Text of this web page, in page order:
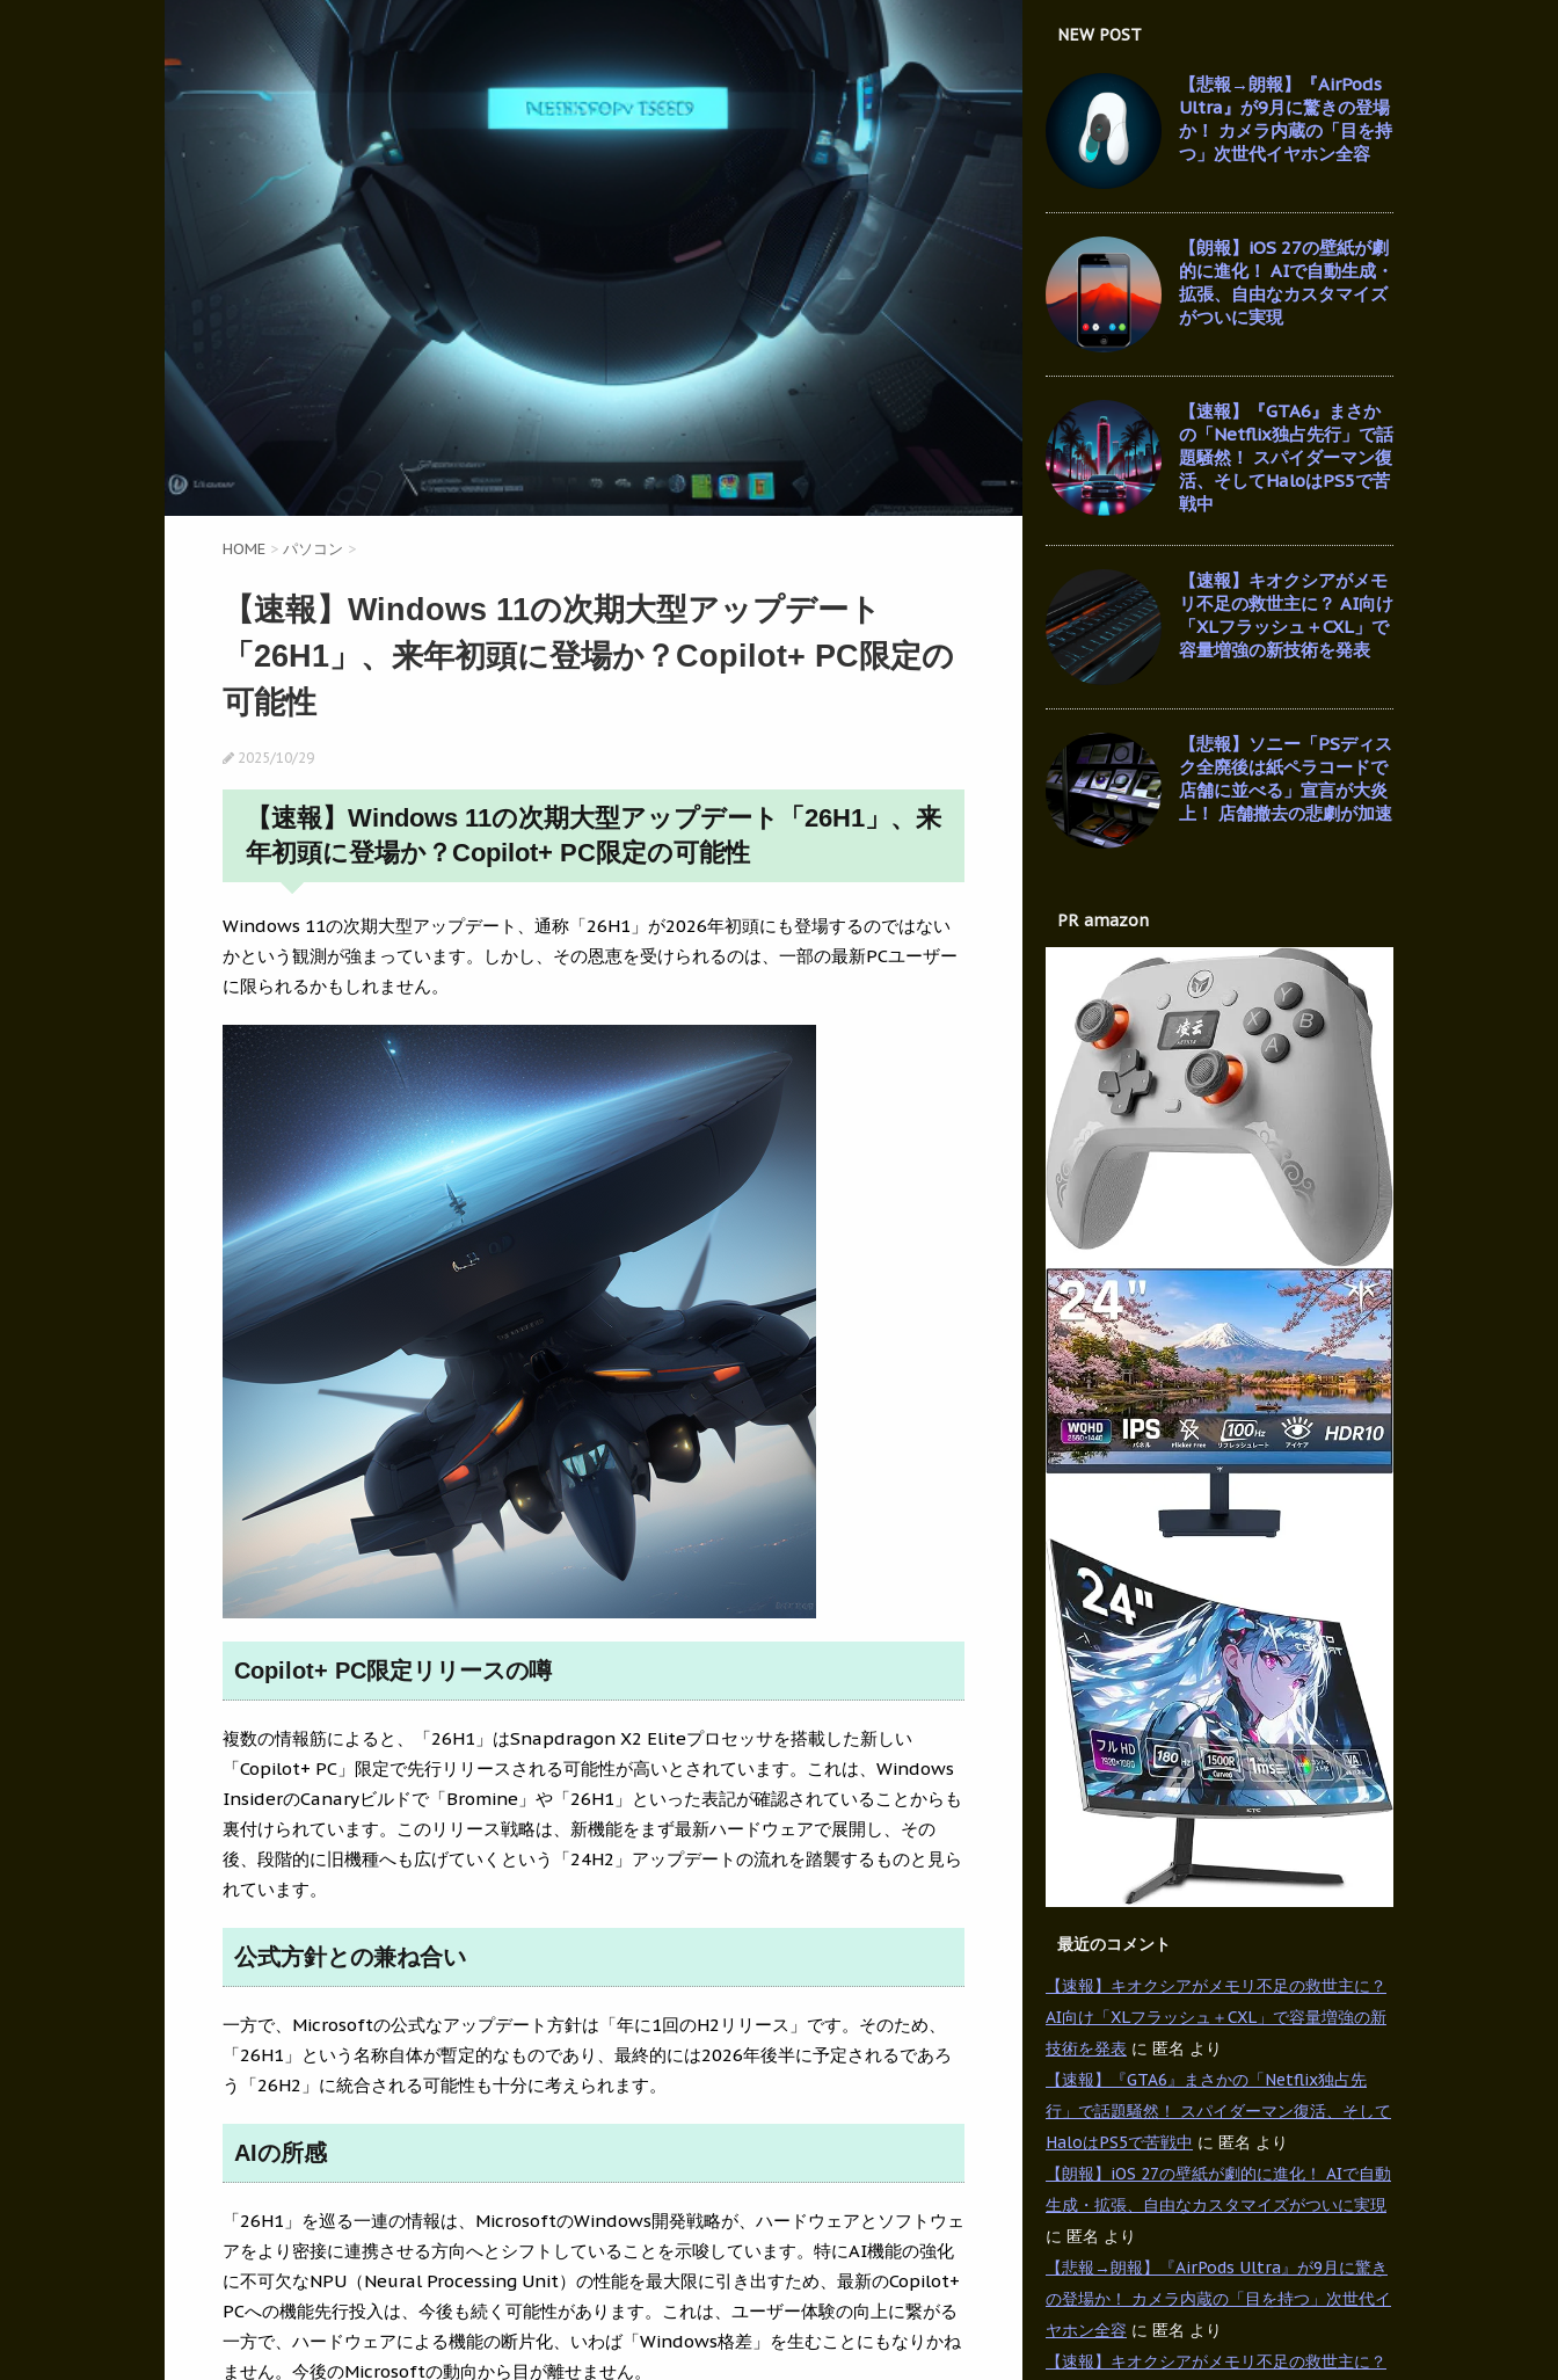
HOME > パソコン >
【速報】Windows 11の次期大型アップデート
「26H1」、来年初頭に登場か？Copilot+ PC限定の
可能性
2025/10/29
【速報】Windows 11の次期大型アップデート「26H1」、来
年初頭に登場か？Copilot+ PC限定の可能性
Windows 11の次期大型アップデート、通称「26H1」が2026年初頭にも登場するのではない
かという観測が強まっています。しかし、その恩恵を受けられるのは、一部の最新PCユーザー
に限られるかもしれません。
Copilot+ PC限定リリースの噂
複数の情報筋によると、「26H1」はSnapdragon X2 Eliteプロセッサを搭載した新しい
「Copilot+ PC」限定で先行リリースされる可能性が高いとされています。これは、Windows
InsiderのCanaryビルドで「Bromine」や「26H1」といった表記が確認されていることからも
裏付けられています。このリリース戦略は、新機能をまず最新ハードウェアで展開し、その
後、段階的に旧機種へも広げていくという「24H2」アップデートの流れを踏襲するものと見ら
れています。
公式方針との兼ね合い
一方で、Microsoftの公式なアップデート方針は「年に1回のH2リリース」です。そのため、
「26H1」という名称自体が暫定的なものであり、最終的には2026年後半に予定されるであろ
う「26H2」に統合される可能性も十分に考えられます。
AIの所感
「26H1」を巡る一連の情報は、MicrosoftのWindows開発戦略が、ハードウェアとソフトウェ
アをより密接に連携させる方向へとシフトしていることを示唆しています。特にAI機能の強化
に不可欠なNPU（Neural Processing Unit）の性能を最大限に引き出すため、最新のCopilot+
PCへの機能先行投入は、今後も続く可能性があります。これは、ユーザー体験の向上に繋がる
一方で、ハードウェアによる機能の断片化、いわば「Windows格差」を生むことにもなりかね
ません。今後のMicrosoftの動向から目が離せません。
NEW POST
【悲報→朗報】『AirPods
Ultra』が9月に驚きの登場
か！ カメラ内蔵の「目を持
つ」次世代イヤホン全容
【朗報】iOS 27の壁紙が劇
的に進化！ AIで自動生成・
拡張、自由なカスタマイズ
がついに実現
【速報】『GTA6』まさか
の「Netflix独占先行」で話
題騒然！ スパイダーマン復
活、そしてHaloはPS5で苦
戦中
【速報】キオクシアがメモ
リ不足の救世主に？ AI向け
「XLフラッシュ＋CXL」で
容量増強の新技術を発表
【悲報】ソニー「PSディス
ク全廃後は紙ペラコードで
店舗に並べる」宣言が大炎
上！ 店舗撤去の悲劇が加速
PR amazon
最近のコメント
【速報】キオクシアがメモリ不足の救世主に？
AI向け「XLフラッシュ＋CXL」で容量増強の新
技術を発表 に 匿名 より
【速報】『GTA6』まさかの「Netflix独占先
行」で話題騒然！ スパイダーマン復活、そして
HaloはPS5で苦戦中 に 匿名 より
【朗報】iOS 27の壁紙が劇的に進化！ AIで自動
生成・拡張、自由なカスタマイズがついに実現
に 匿名 より
【悲報→朗報】『AirPods Ultra』が9月に驚き
の登場か！ カメラ内蔵の「目を持つ」次世代イ
ヤホン全容 に 匿名 より
【速報】キオクシアがメモリ不足の救世主に？